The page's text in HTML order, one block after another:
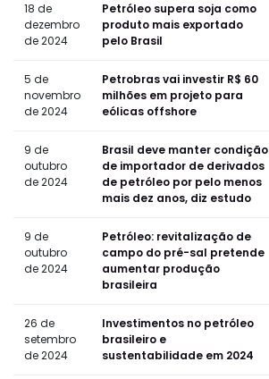
18 de
dezembro
de 2024
Petróleo supera soja como
produto mais exportado
pelo Brasil
5 de
novembro
de 2024
Petrobras vai investir R$ 60
milhões em projeto para
eólicas offshore
9 de
outubro
de 2024
Brasil deve manter condição
de importador de derivados
de petróleo por pelo menos
mais dez anos, diz estudo
9 de
outubro
de 2024
Petróleo: revitalização de
campo do pré-sal pretende
aumentar produção
brasileira
26 de
setembro
de 2024
Investimentos no petróleo
brasileiro e
sustentabilidade em 2024